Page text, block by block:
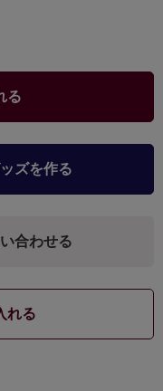
る
ズを作る
合わせる
れる